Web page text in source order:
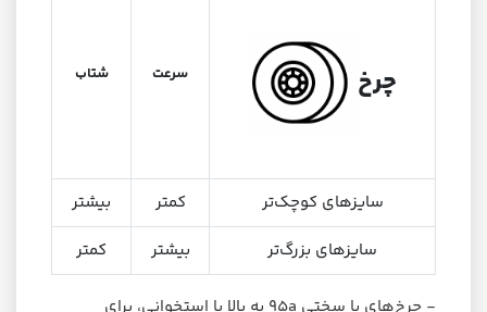
چرخ سرعت شتاب
سایزهای کوچک‌تر کمتر
بیشتر
سایزهای بزرگ‌تر
بیشتر کمتر